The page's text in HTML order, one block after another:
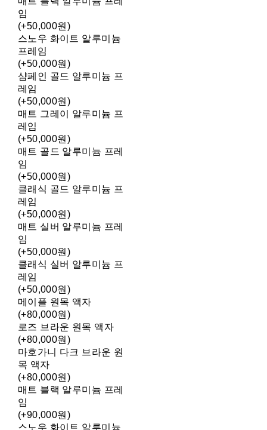
임
(+50,000원)
스노우 화이트 알루미늄
프레임
(+50,000원)
샴페인 골드 알루미늄 프
레임
(+50,000원)
매트 그레이 알루미늄 프
레임
(+50,000원)
매트 골드 알루미늄 프레
임
(+50,000원)
클래식 골드 알루미늄 프
레임
(+50,000원)
매트 실버 알루미늄 프레
임
(+50,000원)
클래식 실버 알루미늄 프
레임
(+50,000원)
메이플 원목 액자
(+80,000원)
로즈 브라운 원목 액자
(+80,000원)
마호가니 다크 브라운 원
목 액자
(+80,000원)
매트 블랙 알루미늄 프레
임
(+90,000원)
스노우 화이트 알루미늄